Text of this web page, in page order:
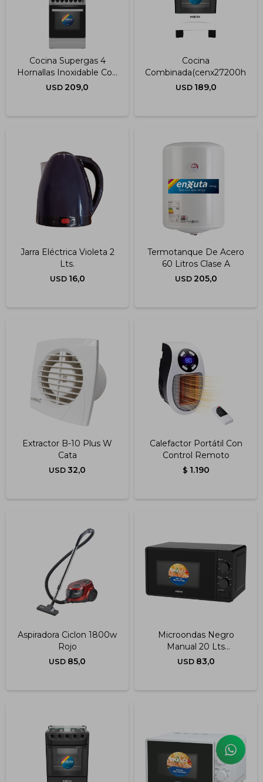
Cocina Supergas 4
Hornallas Inoxidable Con
Termocupla 50x60 Cm -
USD 209,0
Cocina
USD 189,0
Jarra Eléctrica Violeta 2
Lts.
USD 16,0
Termotanque De Acero
60 Litros Clase A
USD 205,0
Extractor B-10 Plus W
Cata
USD 32,0
Calefactor Portátil Con
Control Remoto
$ 1.190
Aspiradora Ciclon 1800w
Rojo
USD 85,0
Microondas Negro
Manual 20 Lts
Moenx0320mng
USD 83,0